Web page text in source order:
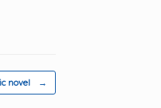
novel →